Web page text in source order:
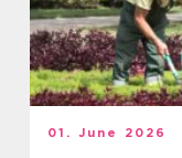
01. June 2026